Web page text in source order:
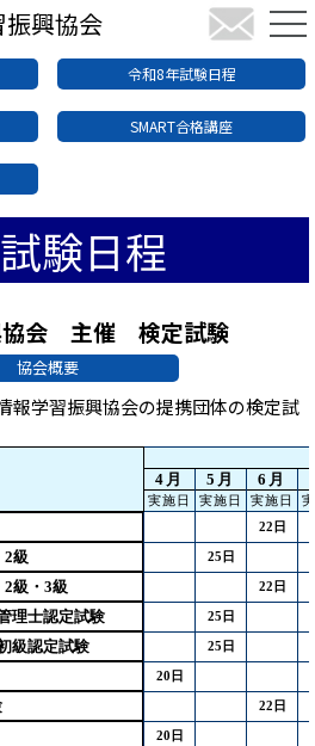
興協会
令和8年試験日程
SMART合格講座
験日程
協会 主催 検定試験
協会概要
学習振興協会の提携団体の検定試
4月 5月 6月
実施日 実施日 実施日
22日
級 25日
級・3級 22日
理士認定試験 25日
級認定試験 25日
20日
22日
20日